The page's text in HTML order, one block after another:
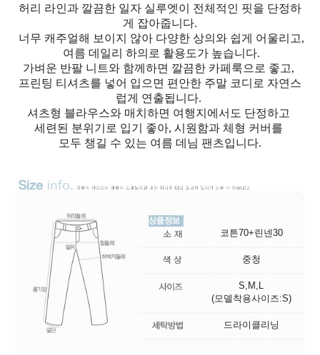
허리 라인과 깔끔한 일자 실루엣이 전체적인 핏을 단정하
게 잡아줍니다.
너무 캐주얼해 보이지 않아 다양한 상의와 쉽게 어울리고,
여름 데일리 하의로 활용도가 높습니다.
가벼운 반팔 니트와 함께하면 깔끔한 카페룩으로 좋고,
프린팅 티셔츠를 넣어 입으면 편안한 주말 코디로 자연스
럽게 연출됩니다.
셔츠형 블라우스와 매치하면 여행지에서도 단정하고
세련된 분위기로 입기 좋아, 시원함과 체형 커버를
모두 챙길 수 있는 여름 데님 팬츠입니다.
코튼70+린넨30
중청
S,M,L
(모델착용사이즈:S)
드라이클리닝